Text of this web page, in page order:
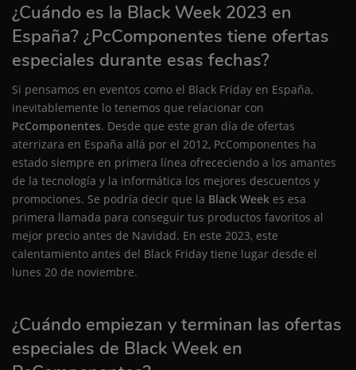
¿Cuándo es la Black Week 2023 en
España? ¿PcComponentes tiene ofertas
especiales durante esas fechas?
Si pensamos en eventos como el Black Friday en España,
inevitablemente lo tenemos que relacionar con
PcComponentes. Desde que este gran día de ofertas
aterrizara en España allá por el 2012, PcComponentes ha
estado siempre en primera línea ofrececiendo a los amantes
de la tecnología y la informática los mejores descuentos y
promociones. Se podría decir que la Black Week es esa
primera llamada para conseguir tus productos favoritos al
mejor precio antes de Navidad. En este 2023, este
calentamiento antes del Black Friday tiene lugar desde el
lunes 20 de noviembre.
¿Cuándo empiezan y terminan las ofertas
especiales de Black Week en